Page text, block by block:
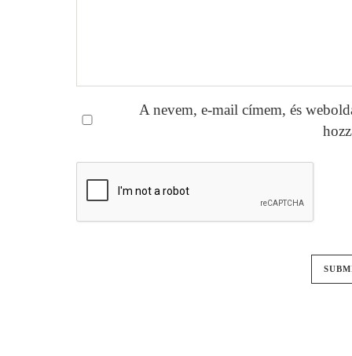
A nevem, e-mail címem, és